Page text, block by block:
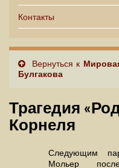
Контакты
Вернуться к
Булгакова
Трагедия
Корнеля
Следующим
Мольер